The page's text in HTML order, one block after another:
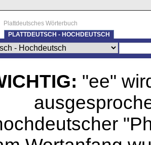
Plattdeutsches Wörterbuch
PLATTDEUTSCH - HOCHDEUTSCH
"ee"